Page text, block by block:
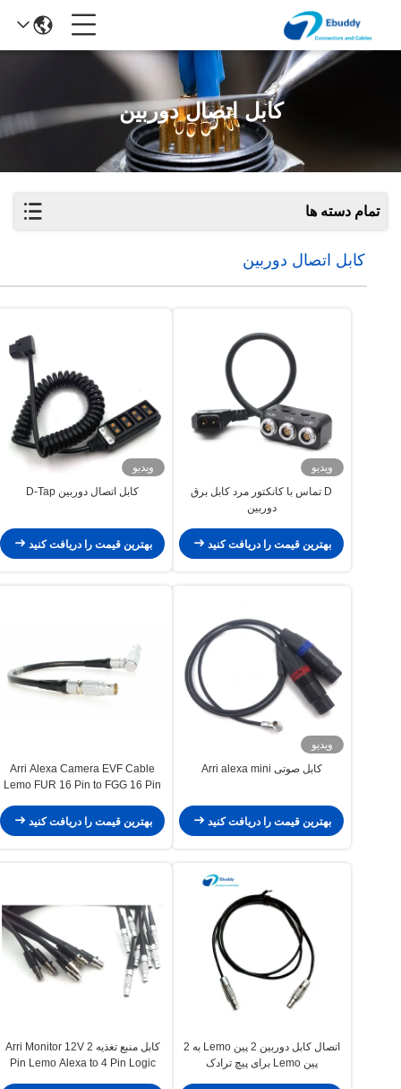
کابل اتصال دوربین
تمام دسته ها
کابل اتصال دوربین
ویدیو
D تماس با کانکتور مرد کابل برق
دوربین
بهترین قیمت را دریافت کنید
ویدیو
کابل اتصال دوربین D-Tap
بهترین قیمت را دریافت کنید
ویدیو
کابل صوتی Arri alexa mini
بهترین قیمت را دریافت کنید
Arri Alexa Camera EVF Cable
Lemo FUR 16 Pin to FGG 16 Pin
بهترین قیمت را دریافت کنید
اتصال کابل دوربین 2 پین Lemo به 2
پین Lemo برای پیچ ترادک
کابل منبع تغذیه Arri Monitor 12V 2
Pin Lemo Alexa to 4 Pin Logic